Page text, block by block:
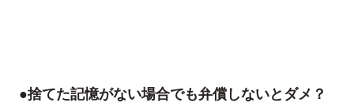
●捨てた記憶がない場合でも弁償しないとダメ？